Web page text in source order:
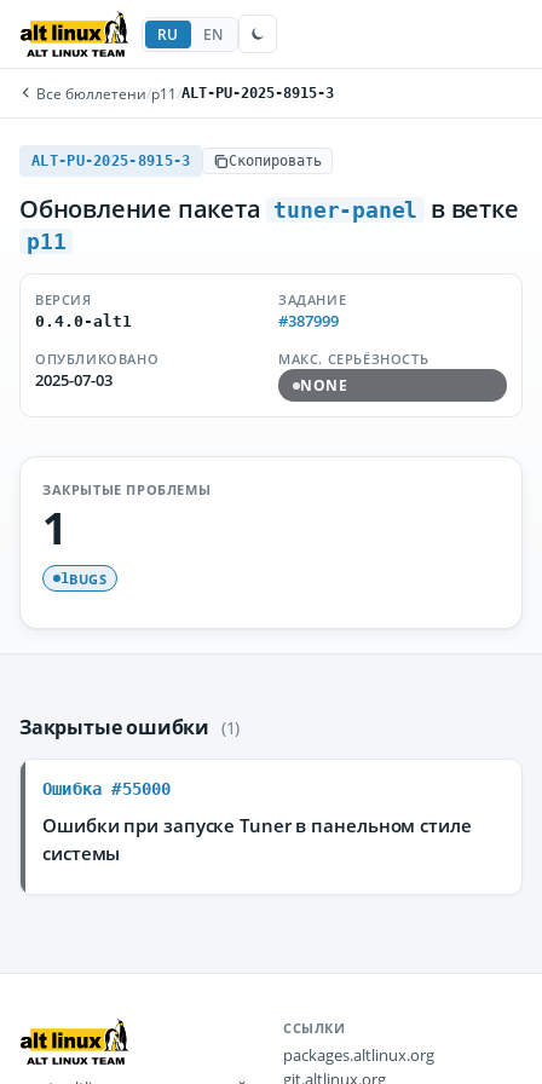
RU EN
Все бюллетени/p11 /ALT-PU-2025-8915-3
ALT-PU-2025-8915-3 Скопировать
Обновление пакета tuner-panel в ветке
p11
ВЕРСИЯ
0.4.0-alt1
ЗАДАНИЕ
#387999
ОПУБЛИКОВАНО
2025-07-03
МАКС. СЕРЬЁЗНОСТЬ
NONE
ЗАКРЫТЫЕ ПРОБЛЕМЫ
1
1BUGS
Закрытые ошибки (1)
Ошибка #55000
Ошибки при запуске Tuner в панельном стиле
системы
ССЫЛКИ
packages.altlinux.org
git.altlinux.org